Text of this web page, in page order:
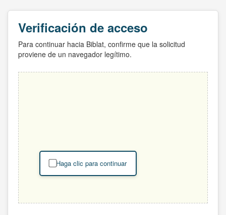
Verificación de acceso
Para continuar hacia Biblat, confirme que la solicitud
proviene de un navegador legítimo.
Haga clic para continuar